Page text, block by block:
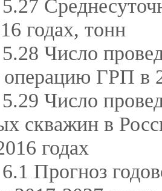
годах, тонн
Число
операцию ГРП в
Число
скважин в
годах
Прогноз